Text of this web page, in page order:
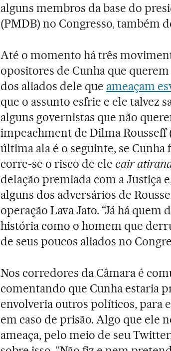
alguns membros da base do
(PMDB) no Congresso, também
Até o momento há três
opositores de Cunha que
dos aliados dele que ameaçam
que o assunto esfrie e ele talvez
alguns governistas que não
impeachment de Dilma Rousseff
última ala é o seguinte, se Cunha
corre-se o risco de ele cair
delação premiada com a Justiça
alguns dos adversários de
operação Lava Jato. “Já há
história como o homem que
de seus poucos aliados no
Nos corredores da Câmara é
comentando que Cunha estaria
envolveria outros políticos, para
em caso de prisão. Algo que ele
ameaça, pelo meio de seu